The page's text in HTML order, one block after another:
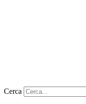
Cerca